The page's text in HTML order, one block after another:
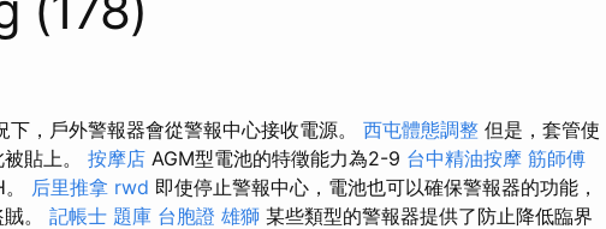
，戶外警報器會從警報中心接收電源。 西屯體態調整 但是，套管使
貼上。 按摩店 AGM型電池的特徵能力為2-9 台中精油按摩 筋師傅
后里推拿 rwd 即使停止警報中心，電池也可以確保警報器的功能，
。 記帳士 題庫 台胞證 雄獅 某些類型的警報器提供了防止降低臨界